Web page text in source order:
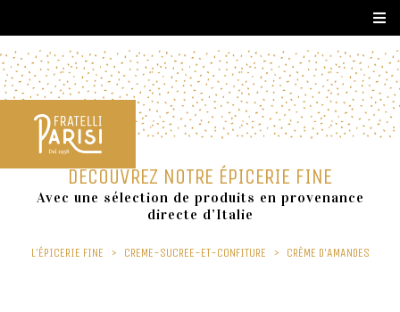
DÉCOUVREZ NOTRE ÉPICERIE FINE
Avec une sélection de produits en provenance
directe d’Italie
L'ÉPICERIE FINE > CREME-SUCREE-ET-CONFITURE > CRÈME D'AMANDES